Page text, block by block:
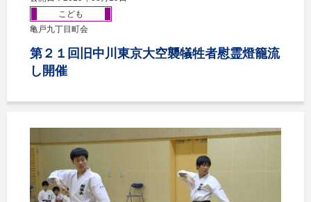
こども
亀戸九丁目町会
第２１回旧中川東京大空襲犠牲者慰霊燈籠流
し開催